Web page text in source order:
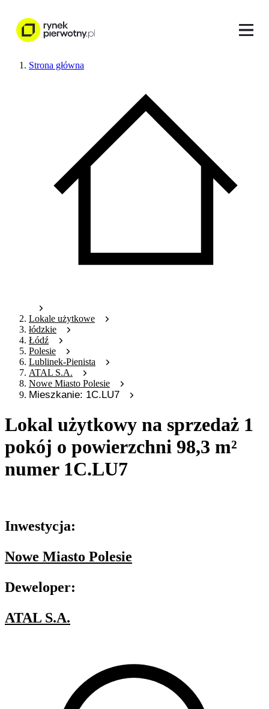
Strona główna
Lokale użytkowe
łódzkie
Łódź
Polesie
Lublinek-Pienista
ATAL S.A.
Nowe Miasto Polesie
Mieszkanie: 1C.LU7
Lokal użytkowy na sprzedaż 1
pokój o powierzchni 98,3 m²
numer 1C.LU7
Inwestycja:
Nowe Miasto Polesie
Deweloper:
ATAL S.A.